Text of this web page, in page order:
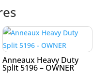
Anneaux Heavy Duty
Split 5196 – OWNER